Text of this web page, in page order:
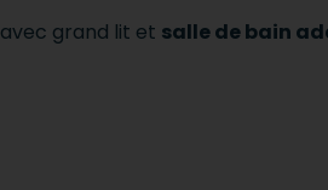
avec grand lit et salle de bain